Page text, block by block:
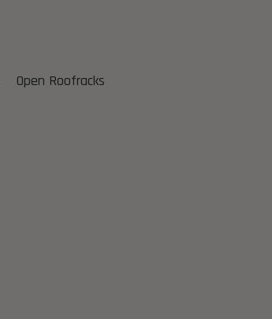
Open Roofracks